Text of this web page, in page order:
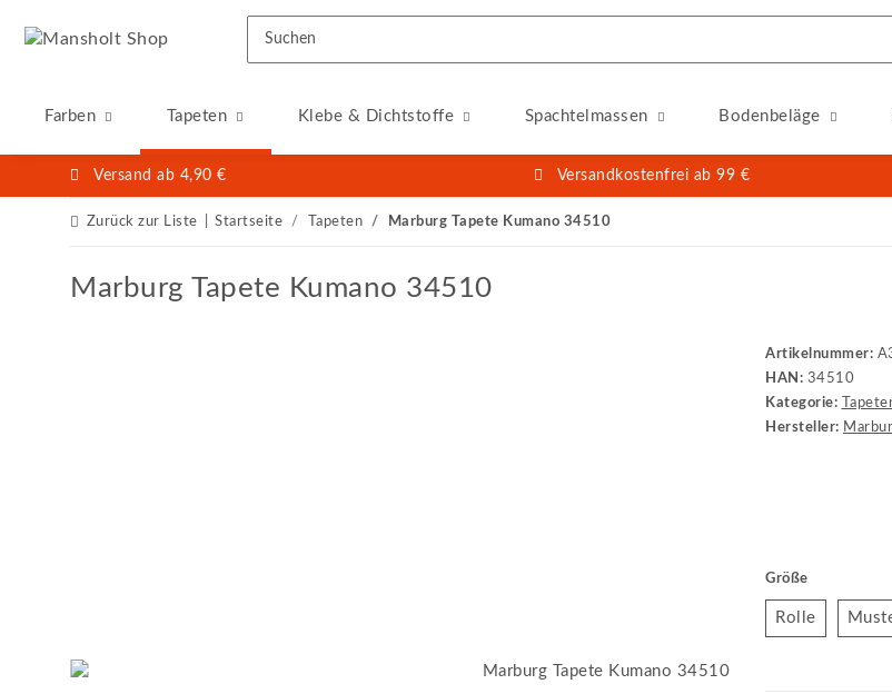
Farben Tapeten Klebe & Dichtstoffe Spachtelmassen Bodenbeläge
Versand ab 4,90 € Versandkostenfrei ab 99 €
Zurück zur Liste Startseite Tapeten Marburg Tapete Kumano 34510
Marburg Tapete Kumano 34510
Artikelnummer:
HAN: 34510
Kategorie:
Hersteller:
Größe
RolleRolle